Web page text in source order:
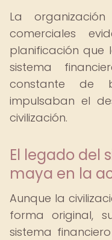
La
comerciales
planificación que
sistema
constante de
impulsaban el
civilización.
El legado del
maya en la
Aunque la
forma original,
sistema